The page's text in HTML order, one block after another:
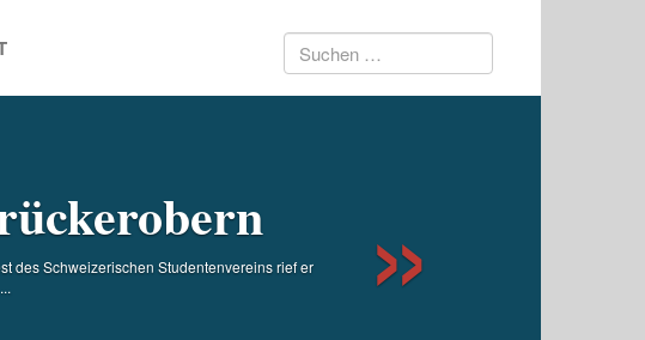
Suchen
des Schweizerischen Studentenvereins rief er